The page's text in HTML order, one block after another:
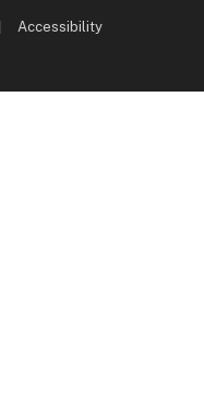
Accessibility